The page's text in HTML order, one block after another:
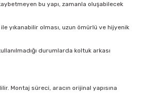
bu yapı, zamanla oluşabilecek
yıkanabilir olması, uzun ömürlü ve hijyenik
durumlarda koltuk arkası
Montaj süreci, aracın orijinal yapısına